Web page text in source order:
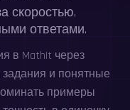
скоростью,
ответами.
в MathIt через
и понятные
примеры